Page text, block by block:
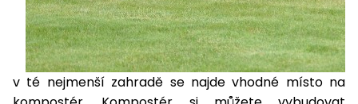
stroje
Sněhové
frézy
Sněhová
Navijáky
a kladky
v té nejmenší zahradě se najde vhodné místo na